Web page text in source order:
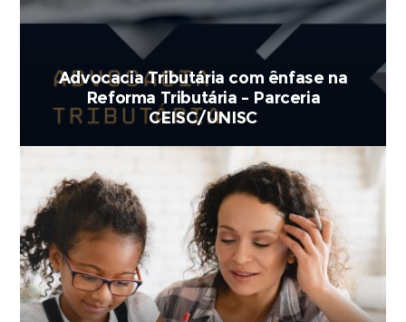
Advocacia Tributária com ênfase na
Reforma Tributária – Parceria
CEISC/UNISC